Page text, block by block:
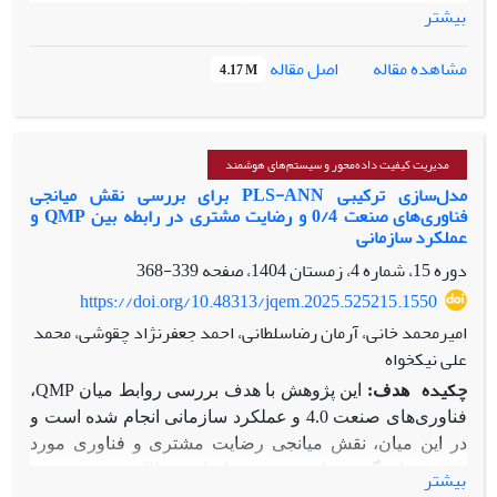
اطمینان مهم هستند یا خیر و یا شناسایی علت تغییرات ارائه می­
دهند. به منظور شناسایی این خطاها نیاز به مدل­سازی تأثیر این
خطاها بر قابلیت اطمینان محصول هستیم. در این تحقیق قصد
داریم رفتار قابلیت اطمینان محصول را بر اساس درصد خطاهای
کیفی مختلف که ممکن است محصولات با آن­ها تولید شوند پیش
و خطای مونتاژ به صورت جداگانه مورد بررسی قرار می­گیرد. به
منظور مدل­سازی فرض می­شود که درصد خطاهای کیفی از توزیع بتا
و زمان­های شکست از توزیع وایبل پیروی می­کنند. قابلیت اطمینان،
نرخ مخاطره و نمودار احتمال محصولات تحت این دو نوع خطای
کیفی مطالعه می­شوند. بر اساس نتایج این تحقیق می­توان نوع و
درصد خطاهای کیفی که محصولات با وجود آن­ها تولید می­شود را
حدس زد.
بیشتر
مشاهده مقاله
اصل مقاله 4.17 M
مدیریت کیفیت داده‌محور و سیستم‌های هوشمند
مدل‌سازی ترکیبی PLS-ANN برای بررسی نقش میانجی
فناوری‌های صنعت 0/4 و رضایت مشتری در رابطه بین QMP و
عملکرد سازمانی
دوره 15، شماره 4، زمستان 1404، صفحه
339-368
https://doi.org/10.48313/jqem.2025.525215.1550
امیرمحمد خانی، آرمان رضاسلطانی، احمد جعفرنژاد چقوشی، محمد
علی نیکخواه
چکیده
هدف: این پژوهش با هدف بررسی روابط میان QMP،
فناوری‌های صنعت 4.0 و عملکرد سازمانی انجام شده است و
در این میان، نقش میانجی رضایت مشتری و فناوری مورد
بیشتر